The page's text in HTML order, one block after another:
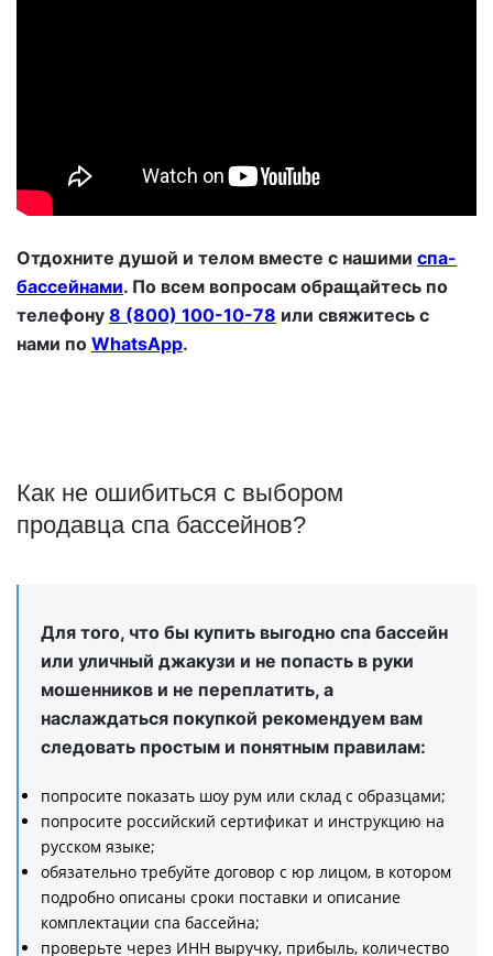
Отдохните душой и телом вместе с нашими спа-
бассейнами. По всем вопросам обращайтесь по
телефону 8 (800) 100-10-78 или свяжитесь с
нами по WhatsApp.
Как не ошибиться с выбором
продавца спа бассейнов?
Для того, что бы купить выгодно спа бассейн
или уличный джакузи и не попасть в руки
мошенников и не переплатить, а
наслаждаться покупкой рекомендуем вам
следовать простым и понятным правилам:
попросите показать шоу рум или склад с образцами;
попросите российский сертификат и инструкцию на
русском языке;
обязательно требуйте договор с юр лицом, в котором
подробно описаны сроки поставки и описание
комплектации спа бассейна;
проверьте через ИНН выручку, прибыль, количество